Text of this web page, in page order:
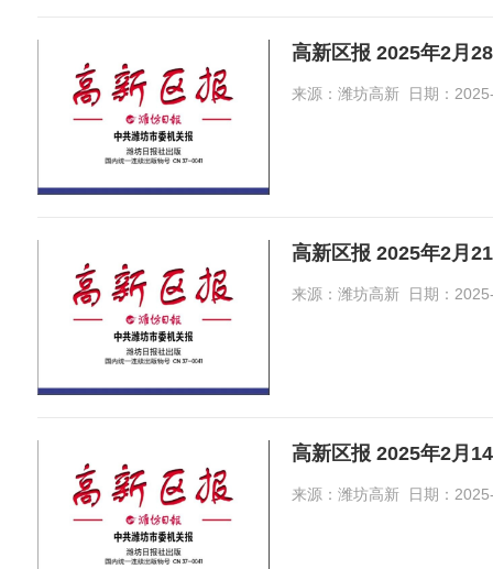
高新区报 2025年2月
来源：潍坊高新 日期：
高新区报 2025年2月
来源：潍坊高新 日期：
高新区报 2025年2月
来源：潍坊高新 日期：